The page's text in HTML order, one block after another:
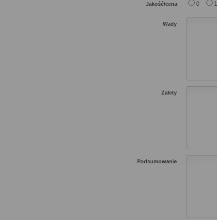
Jakość/cena 0 1
Wady
Zalety
Podsumowanie